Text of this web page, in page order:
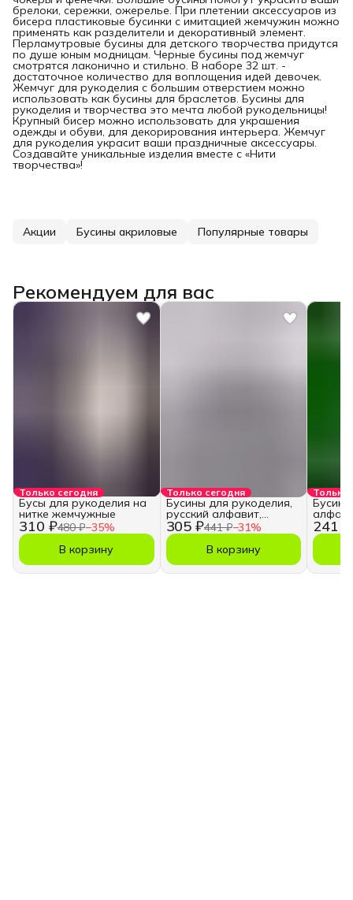
брелоки, сережки, ожерелье. При плетении аксессуаров из
бисера пластиковые бусинки с имитацией жемчужин можно
применять как разделители и декоративный элемент.
Перламутровые бусины для детского творчества придутся
по душе юным модницам. Черные бусины под жемчуг
смотрятся лаконично и стильно. В наборе 32 шт. -
достаточное количество для воплощения идей девочек.
Жемчуг для рукоделия с большим отверстием можно
использовать как бусины для браслетов. Бусины для
рукоделия и творчества это мечта любой рукодельницы!
Крупный бисер можно использовать для украшения
одежды и обуви, для декорирования интерьера. Жемчуг
для рукоделия украсит ваши праздничные аксессуары.
Создавайте уникальные изделия вместе с «Нити
творчества»!
Акции Бусины акриловые Популярные товары
Рекомендуем для вас
Только сегодня
310 ₽480 ₽−35%
Бусы для рукоделия на
нитке жемчужные
В корзину
Только сегодня
305 ₽441 ₽−31%
Бусины для рукоделия,
русский алфавит,
кубики
В корзину
Только
241 ₽